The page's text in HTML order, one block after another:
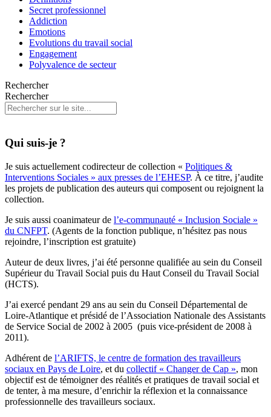
Secret professionnel
Addiction
Emotions
Evolutions du travail social
Engagement
Polyvalence de secteur
Rechercher
Rechercher
Qui suis-je ?
Je suis actuellement codirecteur de collection « Politiques &
Interventions Sociales » aux presses de l’EHESP. À ce titre, j’audite
les projets de publication des auteurs qui composent ou rejoignent la
collection.
Je suis aussi coanimateur de l’e-communauté « Inclusion Sociale »
du CNFPT. (Agents de la fonction publique, n’hésitez pas nous
rejoindre, l’inscription est gratuite)
Auteur de deux livres, j’ai été personne qualifiée au sein du Conseil
Supérieur du Travail Social puis du Haut Conseil du Travail Social
(HCTS).
J’ai exercé pendant 29 ans au sein du Conseil Départemental de
Loire-Atlantique et présidé de l’Association Nationale des Assistants
de Service Social de 2002 à 2005 (puis vice-président de 2008 à
2011).
Adhérent de l’ARIFTS, le centre de formation des travailleurs
sociaux en Pays de Loire, et du collectif « Changer de Cap », mon
objectif est de témoigner des réalités et pratiques de travail social et
de tenter, à ma mesure, d’enrichir la réflexion et la connaissance
professionnelle des travailleurs sociaux.